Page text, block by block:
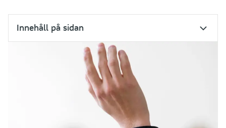
Innehåll på sidan